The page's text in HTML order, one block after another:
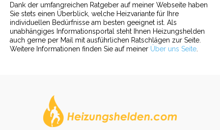
Dank der umfangreichen Ratgeber auf meiner Webseite haben
Sie stets einen Überblick, welche Heizvariante für Ihre
individuellen Bedürfnisse am besten geeignet ist. Als
unabhängiges Informationsportal steht Ihnen Heizungshelden
auch gerne per Mail mit ausführlichen Ratschlägen zur Seite.
Weitere Informationen finden Sie auf meiner Über uns Seite